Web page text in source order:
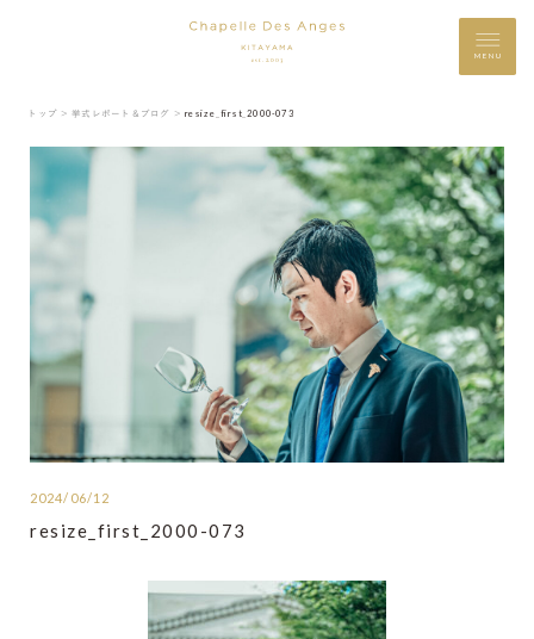
MENU
トップ ＞ 挙式レポート＆ブログ ＞ resize_first_2000-073
2024/06/12
resize_first_2000-073